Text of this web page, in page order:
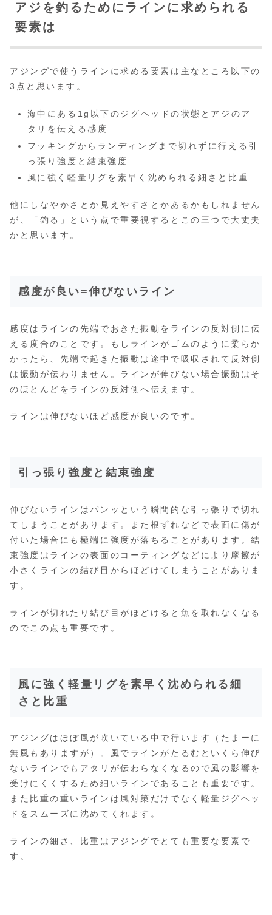
アジを釣るためにラインに求められる
要素は
アジングで使うラインに求める要素は主なところ以下の
3点と思います。
海中にある1g以下のジグヘッドの状態とアジのア
タリを伝える感度
フッキングからランディングまで切れずに行える引
っ張り強度と結束強度
風に強く軽量リグを素早く沈められる細さと比重
他にしなやかさとか見えやすさとかあるかもしれません
が、「釣る」という点で重要視するとこの三つで大丈夫
かと思います。
感度が良い=伸びないライン
感度はラインの先端でおきた振動をラインの反対側に伝
える度合のことです。もしラインがゴムのように柔らか
かったら、先端で起きた振動は途中で吸収されて反対側
は振動が伝わりません。ラインが伸びない場合振動はそ
のほとんどをラインの反対側へ伝えます。
ラインは伸びないほど感度が良いのです。
引っ張り強度と結束強度
伸びないラインはパンッという瞬間的な引っ張りで切れ
てしまうことがあります。また根ずれなどで表面に傷が
付いた場合にも極端に強度が落ちることがあります。結
束強度はラインの表面のコーティングなどにより摩擦が
小さくラインの結び目からほどけてしまうことがありま
す。
ラインが切れたり結び目がほどけると魚を取れなくなる
のでこの点も重要です。
風に強く軽量リグを素早く沈められる細
さと比重
アジングはほぼ風が吹いている中で行います（たまーに
無風もありますが）。風でラインがたるむといくら伸び
ないラインでもアタリが伝わらなくなるので風の影響を
受けにくくするため細いラインであることも重要です。
また比重の重いラインは風対策だけでなく軽量ジグヘッ
ドをスムーズに沈めてくれます。
ラインの細さ、比重はアジングでとても重要な要素で
す。